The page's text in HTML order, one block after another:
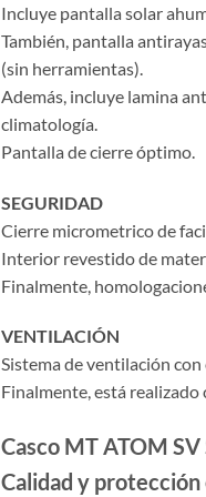
Incluye pantalla solar
También, pantalla
(sin herramientas).
Además, incluye lamina
climatología.
Pantalla de cierre óptimo.
SEGURIDAD
Cierre micrometrico de
Interior revestido de
Finalmente,
VENTILACIÓN
Sistema de ventilación con
Finalmente, está
Casco MT ATOM
Calidad y